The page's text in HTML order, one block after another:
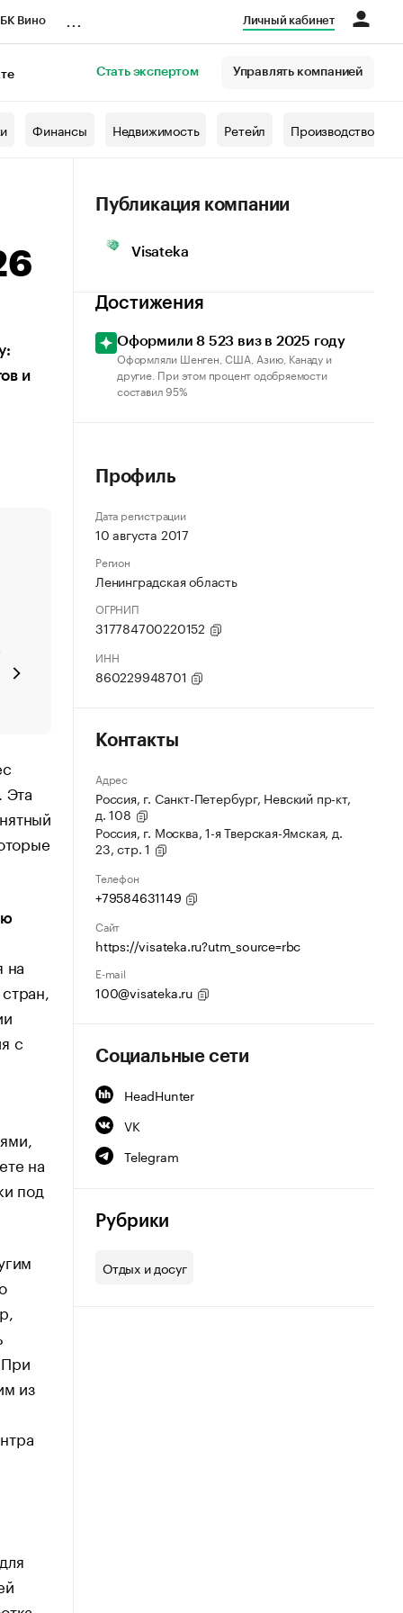
Вино Личный кабинет
Стать экспертом Управлять компанией
Финансы Недвижимость Ретейл Производство
и
Эта
на
с
на
под
При
из
Публикация компании
Visateka
Достижения
Оформили 8 523 виз в 2025 году
Оформляли Шенген, США, Азию, Канаду и
другие. При этом процент одобряемости
составил 95%
Профиль
Дата регистрации
10 августа 2017
Регион
Ленинградская область
ОГРНИП
317784700220152
ИНН
860229948701
Контакты
Адрес
Россия, г. Санкт-Петербург, Невский пр-кт,
д. 108
Россия, г. Москва, 1-я Тверская-Ямская, д.
23, стр. 1
Телефон
+79584631149
Сайт
https://visateka.ru?utm_source=rbc
E-mail
100@visateka.ru
Социальные сети
HeadHunter
VK
Telegram
Рубрики
Отдых и досуг